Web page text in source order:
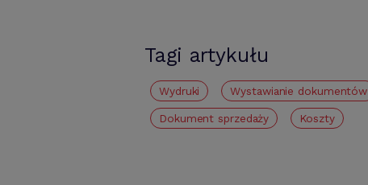
Tagi artykułu
Wydruki Wystawianie dokumentów
Dokument sprzedaży koszty